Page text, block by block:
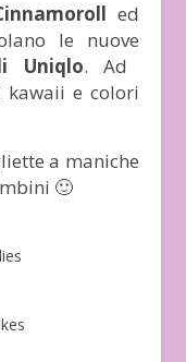
ed
le nuove
Uniqlo. Ad
kawaii e colori
a maniche
🙂